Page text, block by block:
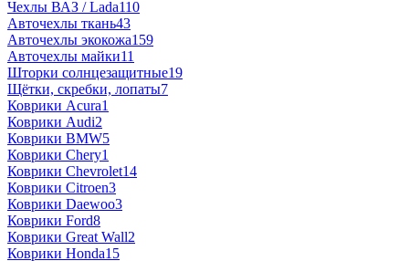
Чехлы ВАЗ / Lada110
Авточехлы ткань43
Авточехлы экокожа159
Авточехлы майки11
Шторки солнцезащитные19
Щётки, скребки, лопаты7
Коврики Acura1
Коврики Audi2
Коврики BMW5
Коврики Chery1
Коврики Chevrolet14
Коврики Citroen3
Коврики Daewoo3
Коврики Ford8
Коврики Great Wall2
Коврики Honda15